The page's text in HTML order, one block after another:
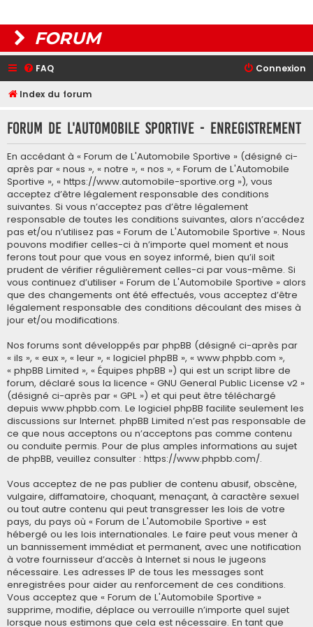
FORUM
FAQ Connexion
Index du forum
Forum de L'Automobile Sportive - Enregistrement
En accédant à « Forum de L'Automobile Sportive » (désigné ci-
après par « nous », « notre », « nos », « Forum de L'Automobile
Sportive », « https://www.automobile-sportive.org »), vous
acceptez d’être légalement responsable des conditions
suivantes. Si vous n’acceptez pas d’être légalement
responsable de toutes les conditions suivantes, alors n’accédez
pas et/ou n’utilisez pas « Forum de L'Automobile Sportive ». Nous
pouvons modifier celles-ci à n’importe quel moment et nous
ferons tout pour que vous en soyez informé, bien qu’il soit
prudent de vérifier régulièrement celles-ci par vous-même. Si
vous continuez d’utiliser « Forum de L'Automobile Sportive » alors
que des changements ont été effectués, vous acceptez d’être
légalement responsable des conditions découlant des mises à
jour et/ou modifications.
Nos forums sont développés par phpBB (désigné ci-après par
« ils », « eux », « leur », « logiciel phpBB », « www.phpbb.com »,
« phpBB Limited », « Équipes phpBB ») qui est un script libre de
forum, déclaré sous la licence « GNU General Public License v2 »
(désigné ci-après par « GPL ») et qui peut être téléchargé
depuis www.phpbb.com. Le logiciel phpBB facilite seulement les
discussions sur Internet. phpBB Limited n’est pas responsable de
ce que nous acceptons ou n’acceptons pas comme contenu
ou conduite permis. Pour de plus amples informations au sujet
de phpBB, veuillez consulter : https://www.phpbb.com/.
Vous acceptez de ne pas publier de contenu abusif, obscène,
vulgaire, diffamatoire, choquant, menaçant, à caractère sexuel
ou tout autre contenu qui peut transgresser les lois de votre
pays, du pays où « Forum de L'Automobile Sportive » est
hébergé ou les lois internationales. Le faire peut vous mener à
un bannissement immédiat et permanent, avec une notification
à votre fournisseur d’accès à Internet si nous le jugeons
nécessaire. Les adresses IP de tous les messages sont
enregistrées pour aider au renforcement de ces conditions.
Vous acceptez que « Forum de L'Automobile Sportive »
supprime, modifie, déplace ou verrouille n’importe quel sujet
lorsque nous estimons que cela est nécessaire. En tant que